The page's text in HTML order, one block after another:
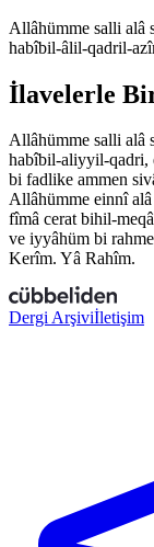
Allâhümme salli alâ
habîbil-âlil-qadril-az
İlavelerle
Allâhümme salli alâ
habîbil-aliyyil-qadri,
bi fadlike ammen
Allâhümme einnîalâ
fîmâ cerat bihil-meq
ve iyyâhüm bi rah
Kerîm. Yâ Rahîm.
Dergi Arşiviİletişim